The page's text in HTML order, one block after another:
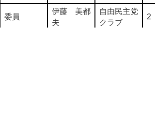
委員
伊藤 美都
夫
自由民主党
クラブ
2